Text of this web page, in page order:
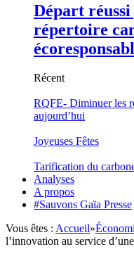
Départ
répertoire
Récent
RQFE- Diminuer les
aujourd’hui
Joyeuses Fêtes
Tarification du
Analyses
A propos
#Sauvons Gaïa Presse
Vous êtes : Accueil»
l’innovation au service